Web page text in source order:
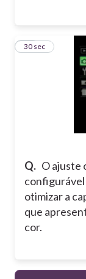
Q. O ajuste
otimizar a
que
cor.
17
30 sec